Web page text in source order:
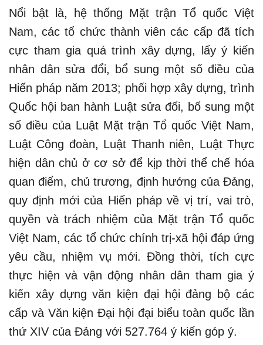
Nổi bật là, hệ thống Mặt trận Tổ quốc Việt
Nam, các tổ chức thành viên các cấp đã tích
cực tham gia quá trình xây dựng, lấy ý kiến
nhân dân sửa đổi, bổ sung một số điều của
Hiến pháp năm 2013; phối hợp xây dựng, trình
Quốc hội ban hành Luật sửa đổi, bổ sung một
số điều của Luật Mặt trận Tổ quốc Việt Nam,
Luật Công đoàn, Luật Thanh niên, Luật Thực
hiện dân chủ ở cơ sở để kịp thời thể chế hóa
quan điểm, chủ trương, định hướng của Đảng,
quy định mới của Hiến pháp về vị trí, vai trò,
quyền và trách nhiệm của Mặt trận Tổ quốc
Việt Nam, các tổ chức chính trị-xã hội đáp ứng
yêu cầu, nhiệm vụ mới. Đồng thời, tích cực
thực hiện và vận động nhân dân tham gia ý
kiến xây dựng văn kiện đại hội đảng bộ các
cấp và Văn kiện Đại hội đại biểu toàn quốc lần
thứ XIV của Đảng với 527.764 ý kiến góp ý.